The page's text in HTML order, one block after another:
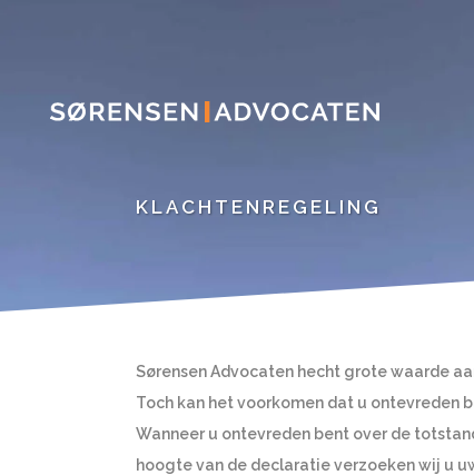
KLACHTENREGELING
Sørensen Advocaten hecht grote waarde
Toch kan het voorkomen dat u ontevreden
Wanneer u ontevreden bent over de
hoogte van de declaratie verzoeken wij u